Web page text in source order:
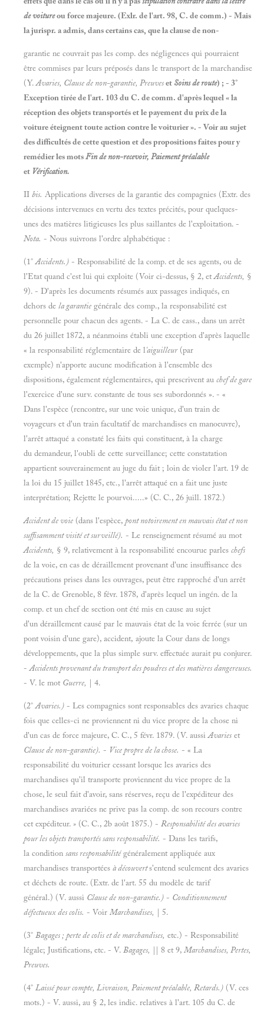
de voitureou force majeure. (Exlr. de l'art. 98, C. de comm.) - Mais
la jurispr. a admis, dans certains cas, que la clause de non-
garantie ne couvrait pas les comp. des négligences qui pourraient
être commises par leurs préposés dans le transport de la marchandise
(Y.Avaries, Clausede non-garantie, Preuveset Soins de route) ; - 3°
Exception tirée de l'art. 103 du C. de comm. d'après lequel « la
réception des objets transportés et le payement du prix de la
voiture éteignent toute action contre le voiturier ». - Voir au sujet
des difficultés de cette question et des propositions faites pour y
remédier les motsFin de non-recevoir, Paiement préalable
et Vérification.
II bis. Applications diverses de la garantie des compagnies (Extr. des
décisions intervenues en vertu des textes précités, pour quelques-
unes des matières litigieuses les plus saillantes de l'exploitation. -
Nota. - Nous suivrons l'ordre alphabétique :
(1°Accidents.) - Responsabilité de la comp. et de ses agents, ou de
l'Etat quand c'est lui qui exploite (Voir ci-dessus, § 2, etAccidents, §
9). - D'après les documents résumés aux passages indiqués, en
dehors de la garantie générale des comp., la responsabilité est
personnelle pour chacun des agents. - La C. de cass., dans un arrêt
du 26 juillet 1872, a néanmoins établi une exception d'après laquelle
« la responsabilité réglementaire de l'aiguilleur(par
exemple) n'apporte aucune modification à l'ensemble des
dispositions, également réglementaires, qui prescrivent au chef de gare
l'exercice d'une surv. constante de tous ses subordonnés ». - «
Dans l'espèce (rencontre, sur une voie unique, d'un train de
voyageurs et d'un train facultatif de marchandises en manoeuvre),
l'arrêt attaqué a constaté les faits qui constituent, à la charge
du demandeur, l'oubli de cette surveillance; cette constatation
appartient souverainement au juge du fait ; loin de violer l'art. 19 de
la loi du 15 juillet 1845, etc., l'arrêt attaqué en a fait une juste
interprétation; Rejette le pourvoi.....» (C. C., 26 juill. 1872.)
Accident de voie (dans l'espèce, pont notoirement en mauvais état et non
suffisamment visité et surveillé). - Le renseignement résumé au mot
Accidents, § 9, relativement à la responsabilité encourue parles chefs
de la voie, en cas de déraillement provenant d'une insuffisance des
précautions prises dans les ouvrages, peut être rapproché d'un arrêt
de la C. de Grenoble, 8 févr. 1878, d'après lequel un ingén. de la
comp. et un chef de section ont été mis en cause au sujet
d'un déraillement causé par le mauvais état de la voie ferrée (sur un
pont voisin d'une gare), accident, ajoute la Cour dans de longs
développements, que la plus simple surv. effectuée aurait pu conjurer.
-Accidents provenant du transport des poudres et des matières dangereuses.
- V. le mot Guerre, | 4.
(2°Avaries.) - Les compagnies sont responsables des avaries chaque
fois que celles-ci ne proviennent ni du vice propre de la chose ni
d'un cas de force majeure, C. C., 5 févr. 1879. (V. aussiAvaries et
Clause de non-garantie). - Vice propre de la chose. - « La
responsabilité du voiturier cessant lorsque les avaries des
marchandises qu'il transporte proviennent du vice propre de la
chose, le seul fait d'avoir, sans réserves, reçu de l'expéditeur des
marchandises avariées ne prive pas la comp. de son recours contre
cet expéditeur. » (C. C., 2b août 1875.) - Responsabilité des avaries
pour les objets transportés sans responsabilité. - Dans les tarifs,
la condition sans responsabilitégénéralement appliquée aux
marchandises transportées àdécouverts'entend seulement des avaries
et déchets de route. (Extr. de l'art. 55 du modèle de tarif
général.) (V. aussi Clause de non-garantie.) - Conditionnement
défectueux des colis. - Voir Marchandises, | 5.
(3° Bagages; perte de colis et de marchandises, etc.) - Responsabilité
légale; Justifications, etc. - V. Bagages, || 8 et 9, Marchandises, Pertes,
Preuves.
(4° Laissé pour compte, Livraison, Paiement préalable, Retards.) (V. ces
mots.) - V. aussi, au § 2, les indic. relatives à l'art. 105 du C. de